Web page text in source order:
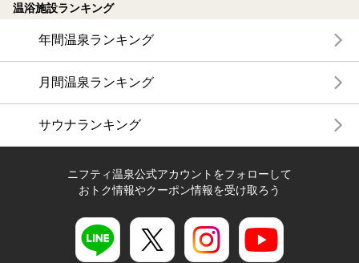
温浴施設ランキング
年間温泉ランキング
月間温泉ランキング
サウナランキング
ニフティ温泉公式アカウントをフォローして
おトク情報やクーポン情報を受け取ろう